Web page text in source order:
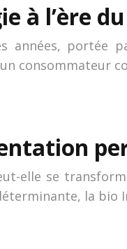
à l’ère
portée
consommateur
elle se
la bio